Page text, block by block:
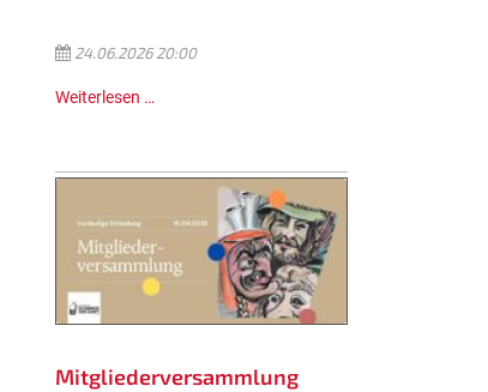
24.06.2026 20:00
Weiterlesen …
Mitgliederversammlung